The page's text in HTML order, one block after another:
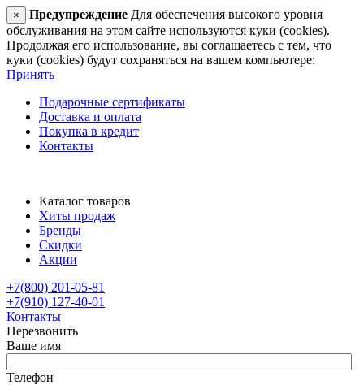
× Предупреждение Для обеспечения высокого уровня
обслуживания на этом сайте используются куки (cookies).
Продолжая его использование, вы соглашаетесь с тем, что
куки (cookies) будут сохраняться на вашем компьютере:
Принять
Подарочные сертификаты
Доставка и оплата
Покупка в кредит
Контакты
Каталог товаров
Хиты продаж
Бренды
Скидки
Акции
+7(800) 201-05-81
+7(910) 127-40-01
Контакты
Перезвонить
Ваше имя
Телефон